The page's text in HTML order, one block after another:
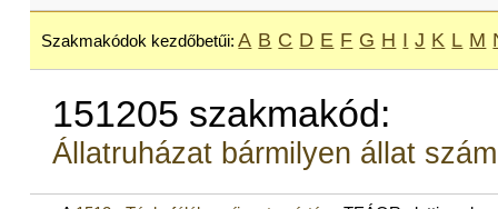
Szakmakódok kezdőbetűi: A B C D E F G H I J K L M
151205 szakmakód:
Állatruházat bármilyen állat